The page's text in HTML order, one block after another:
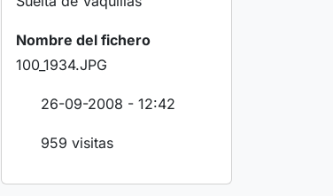
Nombre del fichero
100_1934.JPG
26-09-2008 - 12:42
959 visitas